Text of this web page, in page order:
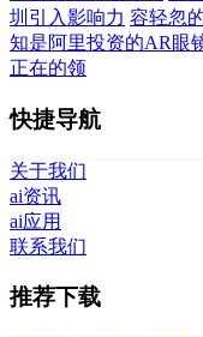
圳引入影响力 容轻忽
知是阿里投资的AR眼
正在的领
快捷导航
关于我们
ai资讯
ai应用
联系我们
推荐下载